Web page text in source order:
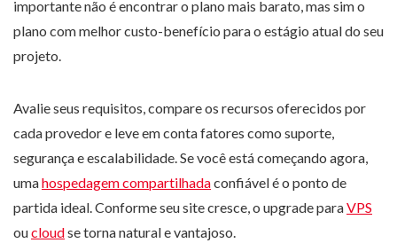
importante não é encontrar o plano mais barato, mas sim o
plano com melhor custo-benefício para o estágio atual do seu
projeto.
Avalie seus requisitos, compare os recursos oferecidos por
cada provedor e leve em conta fatores como suporte,
segurança e escalabilidade. Se você está começando agora,
umahospedagem compartilhadaconfiável é o ponto de
partida ideal. Conforme seu site cresce, o upgrade paraVPS
oucloudse torna natural e vantajoso.